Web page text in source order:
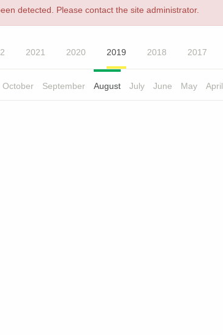
detected. Please contact the site administrator.
2021 2020 2019 2018 2017
October September August July June May April